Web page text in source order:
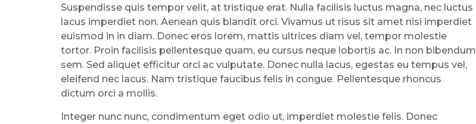
Suspendisse quis tempor velit, at tristique erat. Nulla facilisis luctus magna, nec luctus
lacus imperdiet non. Aenean quis blandit orci. Vivamus ut risus sit amet nisi imperdiet
euismod in in diam. Donec eros lorem, mattis ultrices diam vel, tempor molestie
tortor. Proin facilisis pellentesque quam, eu cursus neque lobortis ac. In non bibendum
sem. Sed aliquet efficitur orci ac vulputate. Donec nulla lacus, egestas eu tempus vel,
eleifend nec lacus. Nam tristique faucibus felis in congue. Pellentesque rhoncus
dictum orci a mollis.
Integer nunc nunc, condimentum eget odio ut, imperdiet molestie felis. Donec